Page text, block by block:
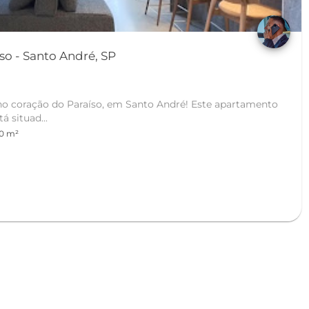
- Santo André, SP
coração do Paraíso, em Santo André! Este apartamento
situad...
m²